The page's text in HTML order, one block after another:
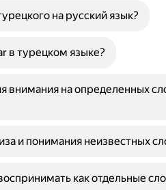
на русский язык?
в турецком языке?
внимания на определенных
и понимания неизвестных
как отдельные